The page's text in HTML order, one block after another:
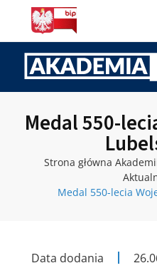
Medal 550-
Strona główna
Medal 550-lecia
Data dodania